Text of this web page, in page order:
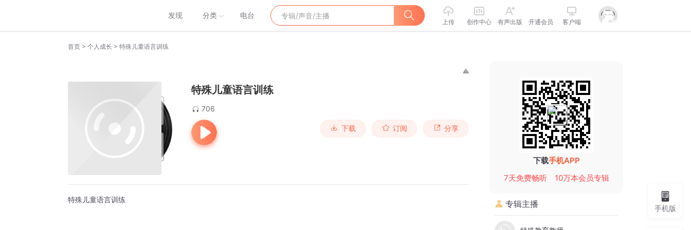
发现 分类 电台
上传 创作中心 有声出版 开通会员 客户端
首页 > 个人成长 > 特殊儿童语言训练
特殊儿童语言训练
706
下载 订阅 分享
特殊儿童语言训练
下载手机APP
7天免费畅听
10万本会员专辑
专辑主播 手机版